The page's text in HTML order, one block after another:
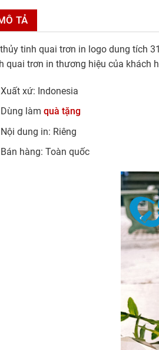
TẢ
tinh quai trơn in logo dung tích
quai trơn in thương hiệu của khách
Xuất xứ: Indonesia
Dùng làm quà tặng
Nội dung in: Riêng
Bán hàng: Toàn quốc